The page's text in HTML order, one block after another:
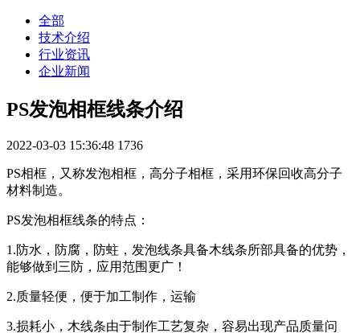
全部
技术介绍
行业资讯
企业新闻
PS发泡相框线条介绍
2022-03-03 15:36:48 1736
PS相框，又称发泡相框，高分子相框，采用环保回收高分子
材料制造。
PS发泡相框线条的特点：
1.防水，防腐，防蛀，发泡线条具备木线条所部具备的优势，
能够做到三防，应用范围更广！
2.质量轻便，便于加工制作，运输
3.损耗小，木线条由于制作工艺复杂，容易出现产品质量问